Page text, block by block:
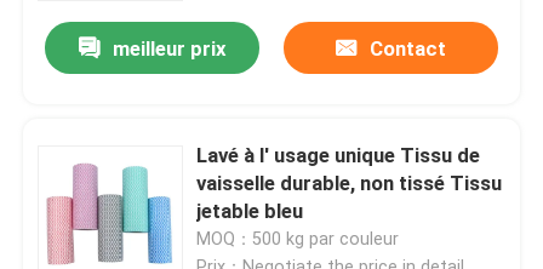
meilleur prix Contact
Lavé à l' usage unique Tissu de
vaisselle durable, non tissé Tissu
jetable bleu
MOQ：500 kg par couleur